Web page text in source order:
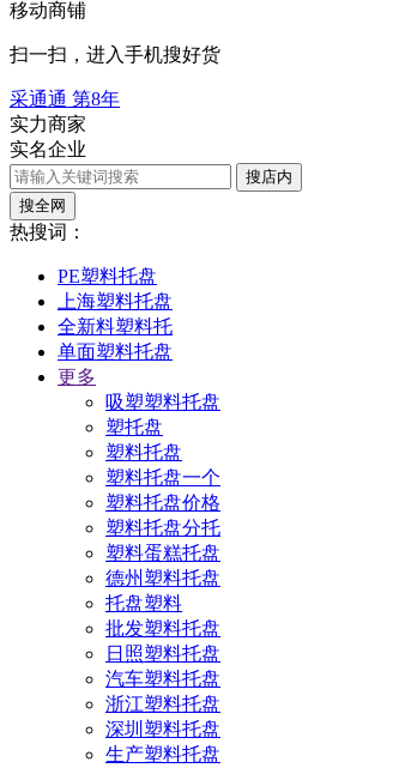
移动商铺
扫一扫，进入手机搜好货
采通通 第8年
实力商家
实名企业
搜店内
搜全网
热搜词：
PE塑料托盘
上海塑料托盘
全新料塑料托
单面塑料托盘
更多
吸塑塑料托盘
塑托盘
塑料托盘
塑料托盘一个
塑料托盘价格
塑料托盘分托
塑料蛋糕托盘
德州塑料托盘
托盘塑料
批发塑料托盘
日照塑料托盘
汽车塑料托盘
浙江塑料托盘
深圳塑料托盘
生产塑料托盘